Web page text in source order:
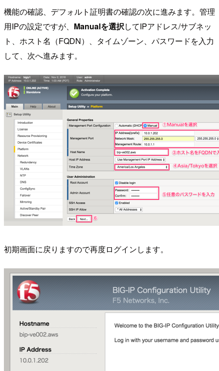
機能の確認、デフォルト証明書の確認の次に進みます。管理
用IPの設定ですが、 Manualを選択してIPアドレス/サブネッ
ト、ホスト名（FQDN）、タイムゾーン、パスワードを入力
して、次へ進みます。
初期画面に戻りますので再度ログインします。